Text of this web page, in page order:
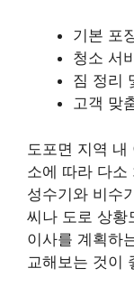
기본 포
청소 서
짐 정리
고객 맞
도포면 지역
소에 따라 다소
성수기와 비수
씨나 도로 상황
이사를 계획하
교해보는 것이